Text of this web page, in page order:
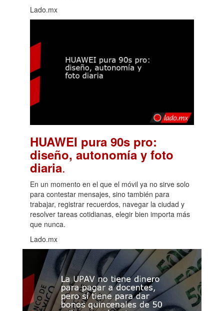
Lado.mx
HUAWEI pura 90s pro:
diseño, autonomía y foto
diaria.
En un momento en el que el móvil ya no sirve solo
para contestar mensajes, sino también para
trabajar, registrar recuerdos, navegar la ciudad y
resolver tareas cotidianas, elegir bien importa más
que nunca.
Lado.mx